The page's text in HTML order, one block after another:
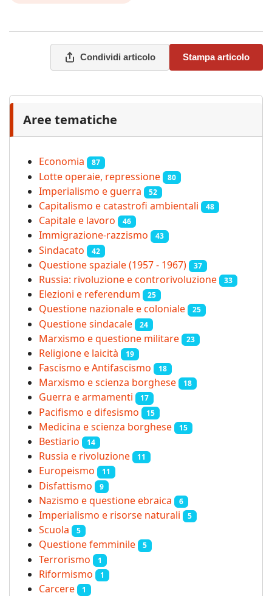
Condividi articolo Stampa articolo
Aree tematiche
Economia 87
Lotte operaie, repressione 80
Imperialismo e guerra 52
Capitalismo e catastrofi ambientali 48
Capitale e lavoro 46
Immigrazione-razzismo 43
Sindacato 42
Questione spaziale (1957 - 1967) 37
Russia: rivoluzione e controrivoluzione 33
Elezioni e referendum 25
Questione nazionale e coloniale 25
Questione sindacale 24
Marxismo e questione militare 23
Religione e laicità 19
Fascismo e Antifascismo 18
Marxismo e scienza borghese 18
Guerra e armamenti 17
Pacifismo e difesismo 15
Medicina e scienza borghese 15
Bestiario 14
Russia e rivoluzione 11
Europeismo 11
Disfattismo 9
Nazismo e questione ebraica 6
Imperialismo e risorse naturali 5
Scuola 5
Questione femminile 5
Terrorismo 1
Riformismo 1
Carcere 1